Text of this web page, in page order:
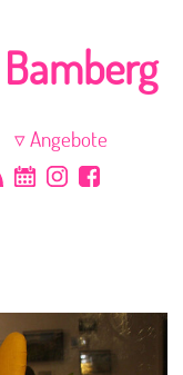
Angebote